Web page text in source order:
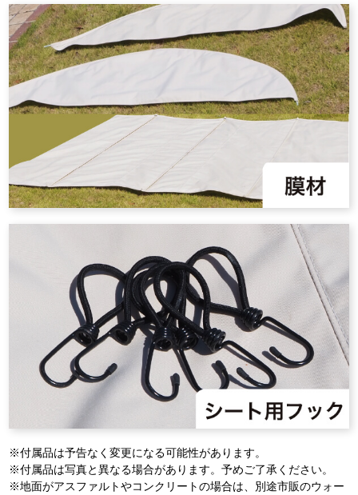
※付属品は予告なく変更になる可能性があります。
※付属品は写真と異なる場合があります。予めご了承ください。
※地面がアスファルトやコンクリートの場合は、別途市販のウォー